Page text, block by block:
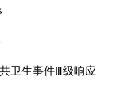
卫生事件Ⅲ级响应